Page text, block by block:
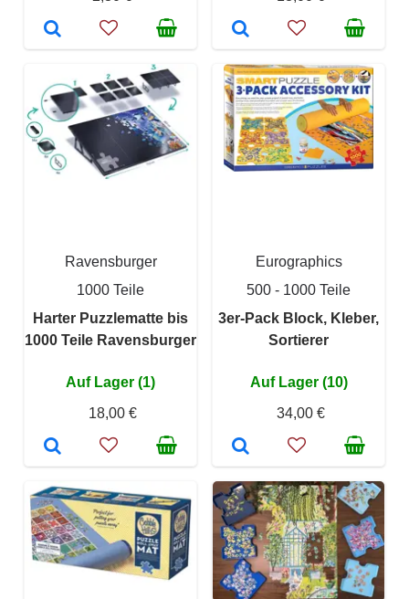
Ravensburger
1000 Teile
Harter Puzzlematte bis
1000 Teile Ravensburger
Auf Lager (1)
18,00 €
Eurographics
500 - 1000 Teile
3er-Pack Block, Kleber,
Sortierer
Auf Lager (10)
34,00 €